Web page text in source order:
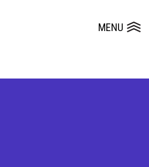
MENU
Dépôts de dossiers